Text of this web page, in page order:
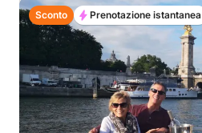
Sconto Prenotazione istantanea